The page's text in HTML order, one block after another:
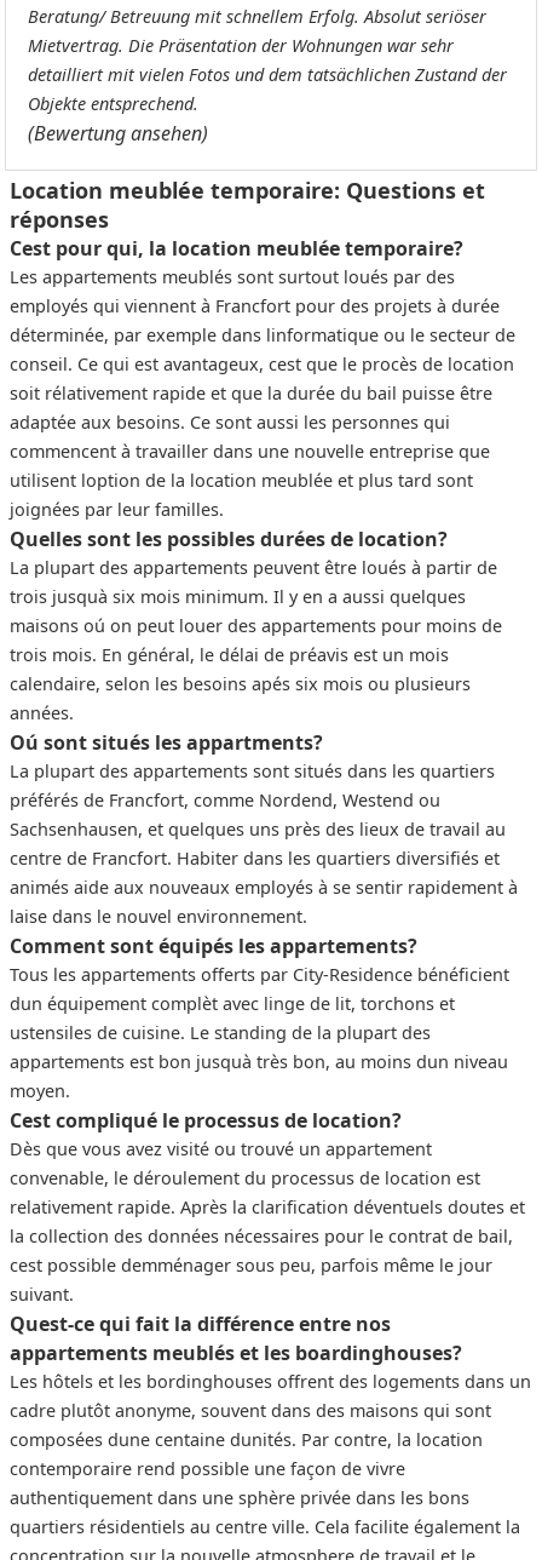
Beratung/ Betreuung mit schnellem Erfolg. Absolut seriöser
Mietvertrag. Die Präsentation der Wohnungen war sehr
detailliert mit vielen Fotos und dem tatsächlichen Zustand der
Objekte entsprechend.
(Bewertung ansehen)
Location meublée temporaire: Questions et
réponses
Cest pour qui, la location meublée temporaire?
Les appartements meublés sont surtout loués par des
employés qui viennent à Francfort pour des projets à durée
déterminée, par exemple dans linformatique ou le secteur de
conseil. Ce qui est avantageux, cest que le procès de location
soit rélativement rapide et que la durée du bail puisse être
adaptée aux besoins. Ce sont aussi les personnes qui
commencent à travailler dans une nouvelle entreprise que
utilisent loption de la location meublée et plus tard sont
joignées par leur familles.
Quelles sont les possibles durées de location?
La plupart des appartements peuvent être loués à partir de
trois jusquà six mois minimum. Il y en a aussi quelques
maisons oú on peut louer des appartements pour moins de
trois mois. En général, le délai de préavis est un mois
calendaire, selon les besoins apés six mois ou plusieurs
années.
Oú sont situés les appartments?
La plupart des appartements sont situés dans les quartiers
préférés de Francfort, comme Nordend, Westend ou
Sachsenhausen, et quelques uns près des lieux de travail au
centre de Francfort. Habiter dans les quartiers diversifiés et
animés aide aux nouveaux employés à se sentir rapidement à
laise dans le nouvel environnement.
Comment sont équipés les appartements?
Tous les appartements offerts par City-Residence bénéficient
dun équipement complèt avec linge de lit, torchons et
ustensiles de cuisine. Le standing de la plupart des
appartements est bon jusquà très bon, au moins dun niveau
moyen.
Cest compliqué le processus de location?
Dès que vous avez visité ou trouvé un appartement
convenable, le déroulement du processus de location est
relativement rapide. Après la clarification déventuels doutes et
la collection des données nécessaires pour le contrat de bail,
cest possible demménager sous peu, parfois même le jour
suivant.
Quest-ce qui fait la différence entre nos
appartements meublés et les boardinghouses?
Les hôtels et les bordinghouses offrent des logements dans un
cadre plutôt anonyme, souvent dans des maisons qui sont
composées dune centaine dunités. Par contre, la location
contemporaire rend possible une façon de vivre
authentiquement dans une sphère privée dans les bons
quartiers résidentiels au centre ville. Cela facilite également la